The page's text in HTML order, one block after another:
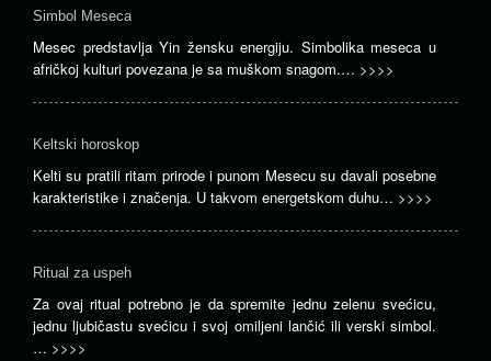
Simbol Meseca
Mesec predstavlja Yin žensku energiju. Simbolika meseca u
afričkoj kulturi povezana je sa muškom snagom.… >>>>
Keltski horoskop
Kelti su pratili ritam prirode i punom Mesecu su davali posebne
karakteristike i značenja. U takvom energetskom duhu… >>>>
Ritual za uspeh
Za ovaj ritual potrebno je da spremite jednu zelenu svećicu,
jednu ljubičastu svećicu i svoj omiljeni lančić ili verski simbol.
… >>>>